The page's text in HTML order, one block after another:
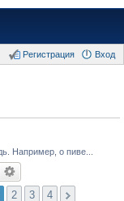
Вход
Регистрация
Например, о пиве...
2 3 4